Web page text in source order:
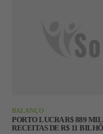
BALANÇO
PORTO LUCRA R$ 889
RECEITAS DE R$ 11